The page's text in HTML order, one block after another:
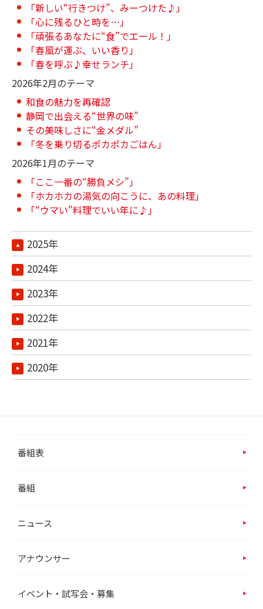
「新しい“行きつけ”、みーつけた♪」
「心に残るひと時を…」
「頑張るあなたに“食”でエール！」
「春風が運ぶ、いい香り」
「春を呼ぶ♪幸せランチ」
2026年2月のテーマ
和食の魅力を再確認
静岡で出会える“世界の味”
その美味しさに“金メダル”
「冬を乗り切るポカポカごはん」
2026年1月のテーマ
「ここ一番の“勝負メシ”」
「ホカホカの湯気の向こうに、あの料理」
「“ウマい"料理でいい年に♪」
2025年
2024年
2023年
2022年
2021年
2020年
番組表
番組
ニュース
アナウンサー
イベント・試写会・募集